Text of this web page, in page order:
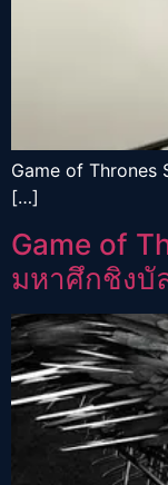
Game of Thrones
[…]
Game of
มหาศึกชิงบั